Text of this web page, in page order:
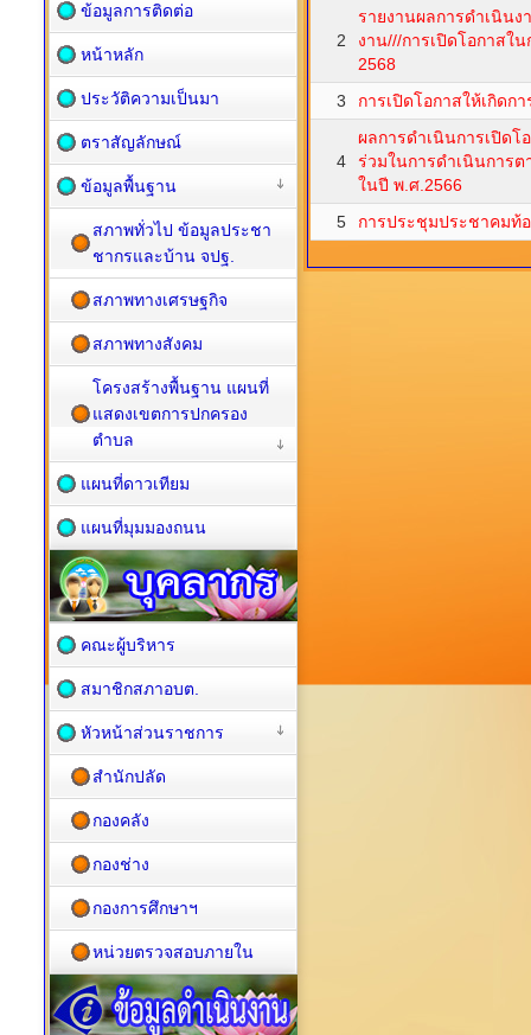
2
รายงานผลการดำเนิน
งาน///การเปิดโอกาสใ
2568
3
การเปิดโอกาสให้เกิดก
4
ผลการดำเนินการเปิด
ร่วมในการดำเนินการ
ในปี พ.ศ.2566
5
การประชุมประชาคมท้
ข้อมูลการติดต่อ
หน้าหลัก
ประวัติความเป็นมา
ตราสัญลักษณ์
ข้อมูลพื้นฐาน
สภาพทั่วไป ข้อมูลประชา
ชากรและบ้าน จปฐ.
สภาพทางเศรษฐกิจ
สภาพทางสังคม
โครงสร้างพื้นฐาน แผนที่
แสดงเขตการปกครอง
ตำบล
แผนที่ดาวเทียม
แผนที่มุมมองถนน
คณะผู้บริหาร
สมาชิกสภาอบต.
หัวหน้าส่วนราชการ
สำนักปลัด
กองคลัง
กองช่าง
กองการศึกษาฯ
หน่วยตรวจสอบภายใน